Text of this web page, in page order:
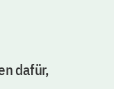
dafür,